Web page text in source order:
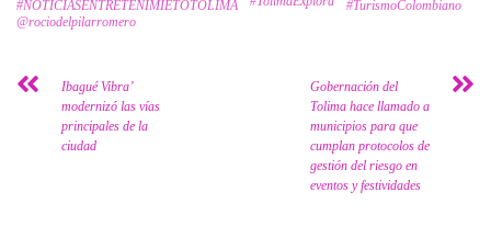
#NOTICIASENTRETENIMIETOTOLIMA
#TurismoColombiano
@rociodelpilarromero
Ibagué Vibra’
modernizó las vías
principales de la
ciudad
Gobernación del
Tolima hace llamado a
municipios para que
cumplan protocolos de
gestión del riesgo en
eventos y festividades